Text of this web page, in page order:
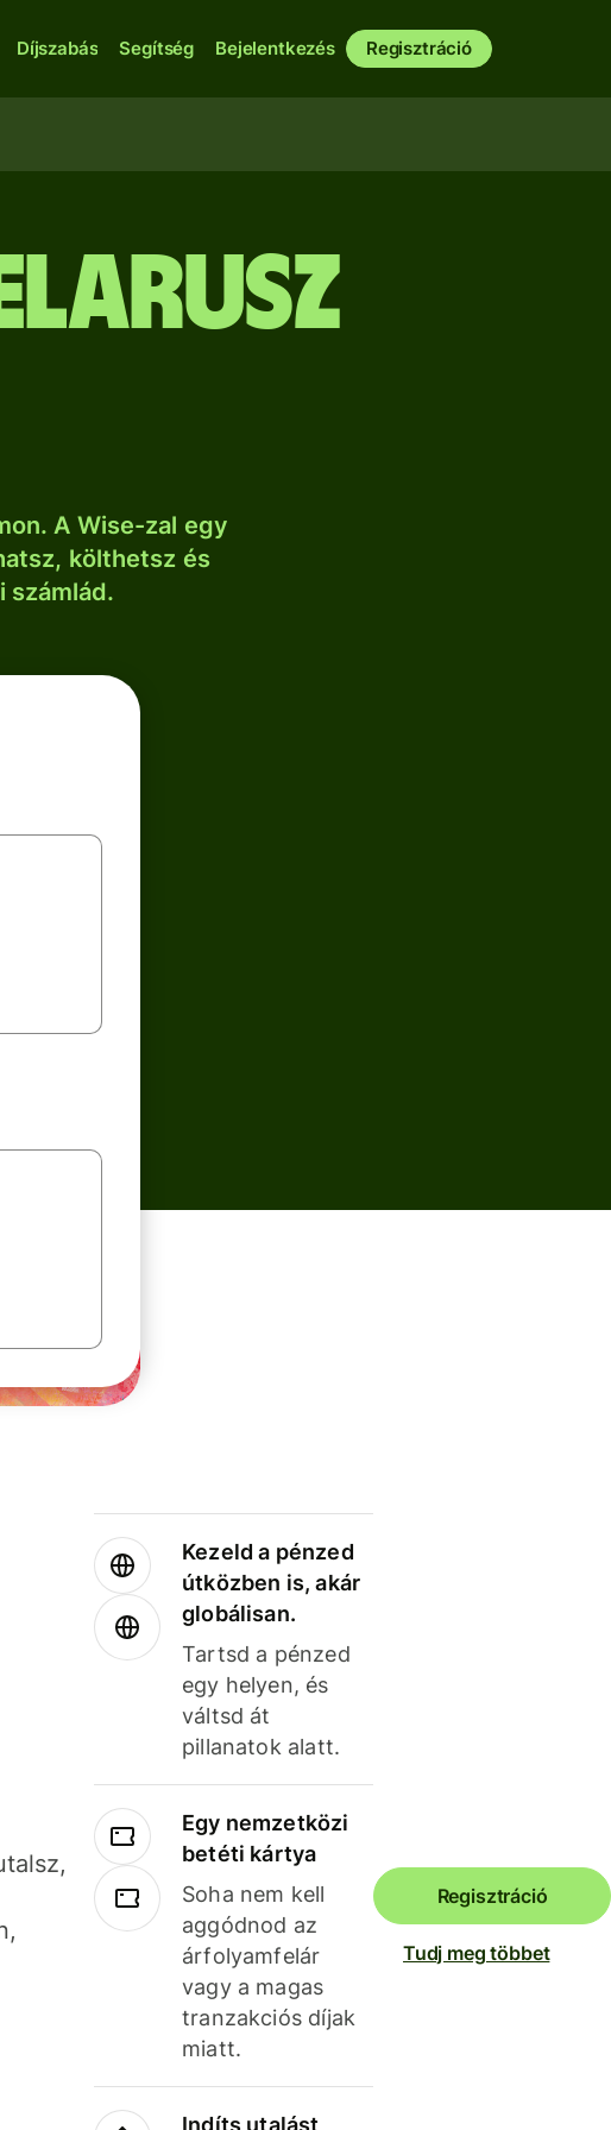
Díjszabás Segítség Bejelentkezés Regisztráció
A Wise-zal egy
költhetsz és
számlád.
Kezeld a pénzed
útközben is, akár
globálisan.
Tartsd a pénzed
egy helyen, és
váltsd át
pillanatok alatt.
Egy nemzetközi
betéti kártya
Soha nem kell
aggódnod az
árfolyamfelár
vagy a magas
tranzakciós díjak
miatt.
Indíts utalást
Regisztráció
Tudj meg többet